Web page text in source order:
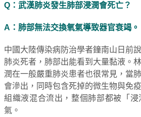
Q：武漢肺炎發生肺部浸潤會死亡？
A：肺部無法交換氧氣導致器官衰竭。
中國大陸傳染病防治學者鐘南山日前
肺炎死者，肺部出能看到大量黏液。
潤在一般嚴重肺炎患者也很常見，當
會滲出，同時包含死掉的微生物與免
組織液混合流出，整個肺部都被「
氣。